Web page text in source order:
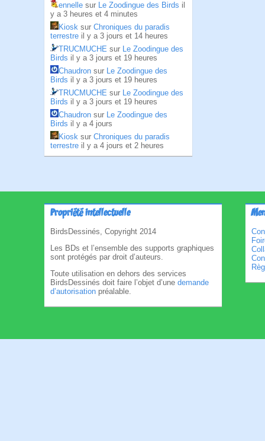
ennelle sur Le Zoodingue des Birds il
y a 3 heures et 4 minutes
Kiosk sur Chroniques du paradis
terrestre il y a 3 jours et 14 heures
TRUCMUCHE sur Le Zoodingue des
Birds il y a 3 jours et 19 heures
Chaudron sur Le Zoodingue des
Birds il y a 3 jours et 19 heures
TRUCMUCHE sur Le Zoodingue des
Birds il y a 3 jours et 19 heures
Chaudron sur Le Zoodingue des
Birds il y a 4 jours
Kiosk sur Chroniques du paradis
terrestre il y a 4 jours et 2 heures
Propriété intellectuelle
BirdsDessinés, Copyright 2014
Les BDs et l’ensemble des supports graphiques
sont protégés par droit d’auteurs.
Toute utilisation en dehors des services
BirdsDessinés doit faire l’objet d’une demande
d’autorisation préalable.